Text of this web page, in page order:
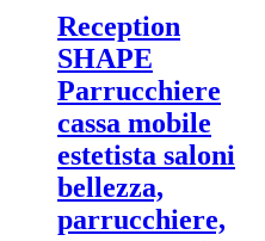
Reception
SHAPE
Parrucchiere
cassa mobile
estetista saloni
bellezza,
parrucchiere,